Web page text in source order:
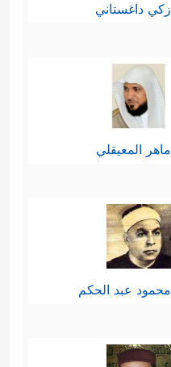
زكي داغستاني
ماهر المعيقلي
محمود عبد الحكم